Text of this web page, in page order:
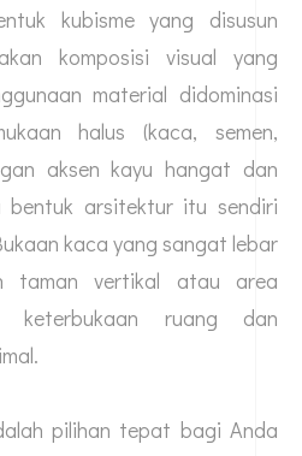
kubisme yang disusun
komposisi visual yang
material didominasi
halus (kaca, semen,
aksen kayu hangat dan
arsitektur itu sendiri
kaca yang sangat lebar
taman vertikal atau area
keterbukaan ruang dan
pilihan tepat bagi Anda